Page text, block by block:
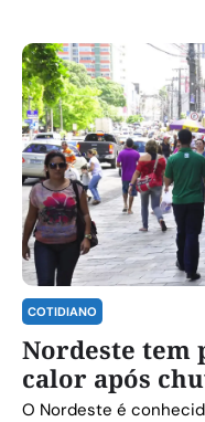
COTIDIANO
Nordeste tem
calor após
O Nordeste é